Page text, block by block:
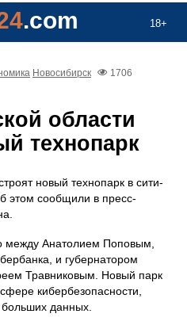
18+
.com
Новосибирск
1706
области
технопарк
новый технопарк в сити-
этом сообщили в пресс-
между Анатолием Поповым,
и губернатором
Травниковым. Новый парк
кибербезопасности,
больших данных.